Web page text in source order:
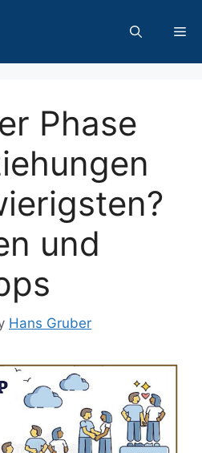
Phase
und
Hans Gruber